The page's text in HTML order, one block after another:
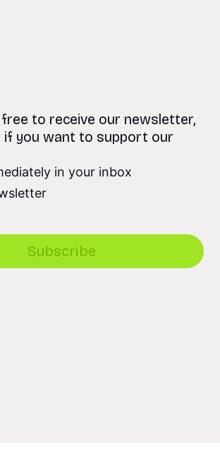
to receive our newsletter,
if you want to support our
in your inbox
Subscribe